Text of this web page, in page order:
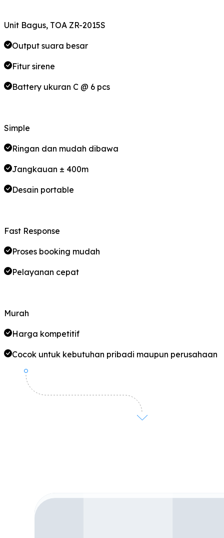
Unit Bagus, TOA ZR-2015S
Output suara besar
Fitur sirene
Battery ukuran C @ 6 pcs
Simple
Ringan dan mudah dibawa
Jangkauan ± 400m
Desain portable
Fast Response
Proses booking mudah
Pelayanan cepat
Murah
Harga kompetitif
Cocok untuk kebutuhan pribadi maupun perusahaan